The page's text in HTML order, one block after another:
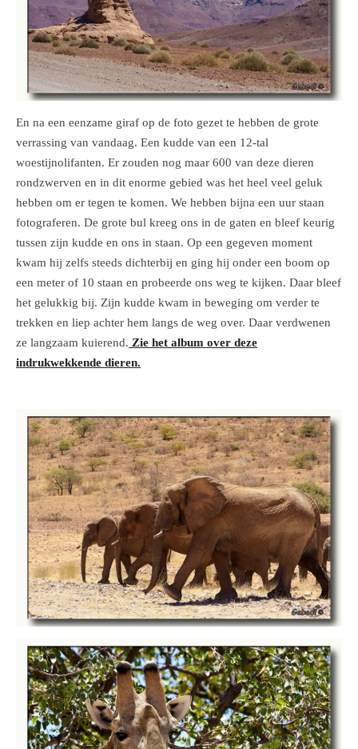
En na een eenzame giraf op de foto gezet te hebben de grote
verrassing van vandaag. Een kudde van een 12-tal
woestijnolifanten. Er zouden nog maar 600 van deze dieren
rondzwerven en in dit enorme gebied was het heel veel geluk
hebben om er tegen te komen. We hebben bijna een uur staan
fotograferen. De grote bul kreeg ons in de gaten en bleef keurig
tussen zijn kudde en ons in staan. Op een gegeven moment
kwam hij zelfs steeds dichterbij en ging hij onder een boom op
een meter of 10 staan en probeerde ons weg te kijken. Daar bleef
het gelukkig bij. Zijn kudde kwam in beweging om verder te
trekken en liep achter hem langs de weg over. Daar verdwenen
ze langzaam kuierend. Zie het album over deze
indrukwekkende dieren.